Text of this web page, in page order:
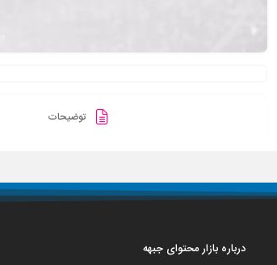
توضیحات
درباره بازار محتوای جبهه